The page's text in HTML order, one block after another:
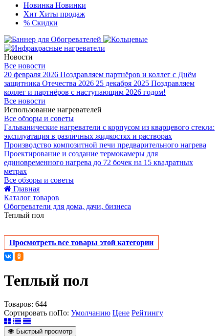
Новинка Новинки
Хит Хиты продаж
% Скидки
Новости
Все новости
20 февраля 2026 Поздравляем партнёров и коллег с Днём
защитника Отечества 2026 25 декабря 2025 Поздравляем
коллег и партнёров с наступающим 2026 годом!
Все новости
Использование нагревателей
Все обзоры и советы
Гальванические нагреватели с корпусом из кварцевого стекла:
эксплуатация в различных жидкостях и растворах
Производство композитной печи предварительного нагрева
Проектирование и создание термокамеры для
единовременного нагрева до 72 бочек на 15 квадратных
метрах
Все обзоры и советы
Главная
Каталог товаров
Обогреватели для дома, дачи, бизнеса
Теплый пол
Просмотреть все товары этой категории
Теплый пол
Товаров: 644
Сортировать поПо: Умолчанию Цене Рейтингу
Быстрый просмотр